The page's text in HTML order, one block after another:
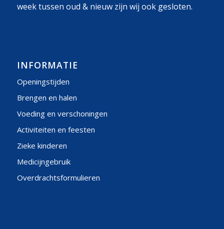
week tussen oud & nieuw zijn wij ook gesloten.
INFORMATIE
Openingstijden
Brengen en halen
Voeding en verschoningen
Activiteiten en feesten
Zieke kinderen
Medicijngebruik
Overdrachtsformulieren